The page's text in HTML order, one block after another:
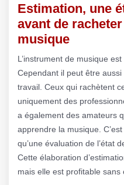
Estimation, une
avant de
musique
L’instrument de musique
Cependant il peut être
travail. Ceux qui rachètent
uniquement des
a également des amateurs
apprendre la musique.
qu’une évaluation de l’état
Cette élaboration
mais elle est profitable sans